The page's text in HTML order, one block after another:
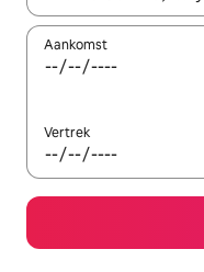
Aankomst
Vertrek